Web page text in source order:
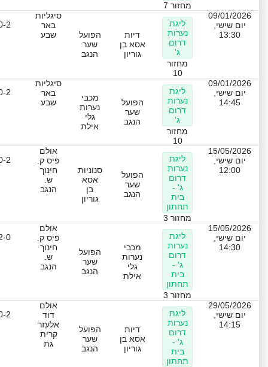
מחזור 7
09/01/2026
יום שישי,
13:30
ליגת
נערות
דרום
ג'
מחזור
10
דיות
אסא בן
גוריון
הפועל
שער
הנגב
סיגליות
באר
שבע
2
09/01/2026
יום שישי,
14:45
ליגת
נערות
דרום
ג'
מחזור
10
הפועל
שער
הנגב
מכבי
נערות
גלי
אילת
סיגליות
באר
שבע
2
15/05/2026
יום שישי,
12:00
ליגת
נערות
דרום
ג' -
בית
תחתון
מחזור 3
הפועל
שער
הנגב
סנוניות
אסא
בן
גוריון
אולם
פיס ק.
חינוך
ש.
הנגב
2
15/05/2026
יום שישי,
14:30
ליגת
נערות
דרום
ג' -
בית
תחתון
מחזור 3
מכבי
נערות
גלי
אילת
הפועל
שער
הנגב
אולם
פיס ק.
חינוך
ש.
הנגב
0
29/05/2026
יום שישי,
14:15
ליגת
נערות
דרום
ג' -
בית
תחתון
דיות
אסא בן
גוריון
הפועל
שער
הנגב
אולם
דוד
אלעזר
קרית
גת
2